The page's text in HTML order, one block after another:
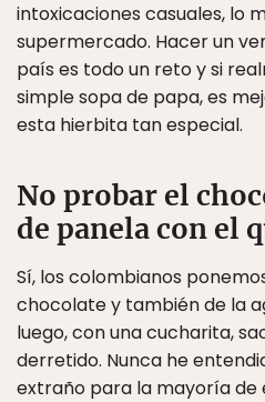
intoxicaciones casuales, lo
supermercado. Hacer un
país es todo un reto y si
simple sopa de papa, es
esta hierbita tan especial.
No probar el
de panela con el
Sí, los colombianos
chocolate y también de la
luego, con una cucharita,
derretido. Nunca he
extraño para la mayoría de